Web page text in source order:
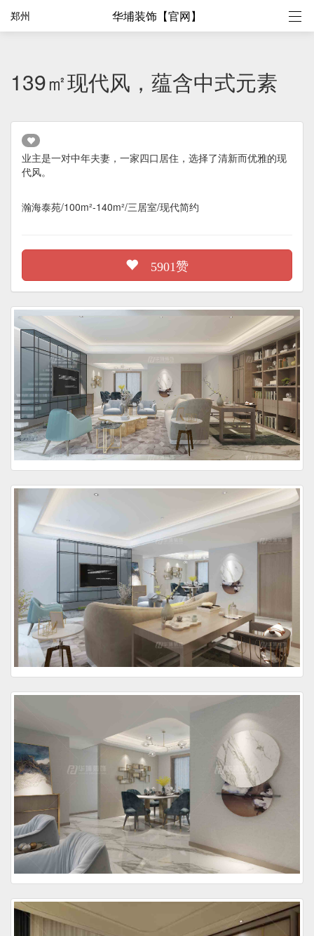
华埔装饰【官网】
郑州
139㎡现代风，蕴含中式元素
业主是一对中年夫妻，一家四口居住，选择了清新而优雅的现
代风。
瀚海泰苑/100m²-140m²/三居室/现代简约
5901赞